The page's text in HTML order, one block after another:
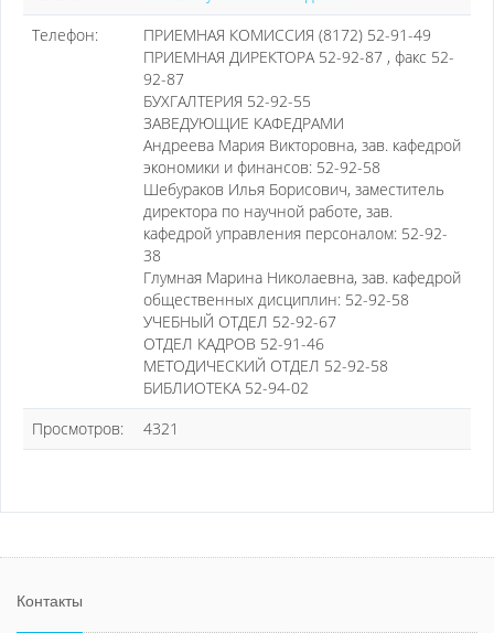
Телефон:
ПРИЕМНАЯ КОМИССИЯ (8172) 52-91-49
ПРИЕМНАЯ ДИРЕКТОРА 52-92-87 , факс 52-
92-87
БУХГАЛТЕРИЯ 52-92-55
ЗАВЕДУЮЩИЕ КАФЕДРАМИ
Андреева Мария Викторовна, зав. кафедрой
экономики и финансов: 52-92-58
Шебураков Илья Борисович, заместитель
директора по научной работе, зав.
кафедрой управления персоналом: 52-92-
38
Глумная Марина Николаевна, зав. кафедрой
общественных дисциплин: 52-92-58
УЧЕБНЫЙ ОТДЕЛ 52-92-67
ОТДЕЛ КАДРОВ 52-91-46
МЕТОДИЧЕСКИЙ ОТДЕЛ 52-92-58
БИБЛИОТЕКА 52-94-02
Просмотров:
4321
Контакты